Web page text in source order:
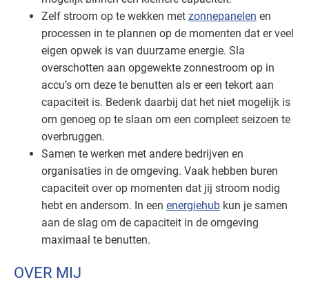
Zelf stroom op te wekken met zonnepanelen en
processen in te plannen op de momenten dat er veel
eigen opwek is van duurzame energie. Sla
overschotten aan opgewekte zonnestroom op in
accu’s om deze te benutten als er een tekort aan
capaciteit is. Bedenk daarbij dat het niet mogelijk is
om genoeg op te slaan om een compleet seizoen te
overbruggen.
Samen te werken met andere bedrijven en
organisaties in de omgeving. Vaak hebben buren
capaciteit over op momenten dat jij stroom nodig
hebt en andersom. In een energiehub kun je samen
aan de slag om de capaciteit in de omgeving
maximaal te benutten.
OVER MIJ